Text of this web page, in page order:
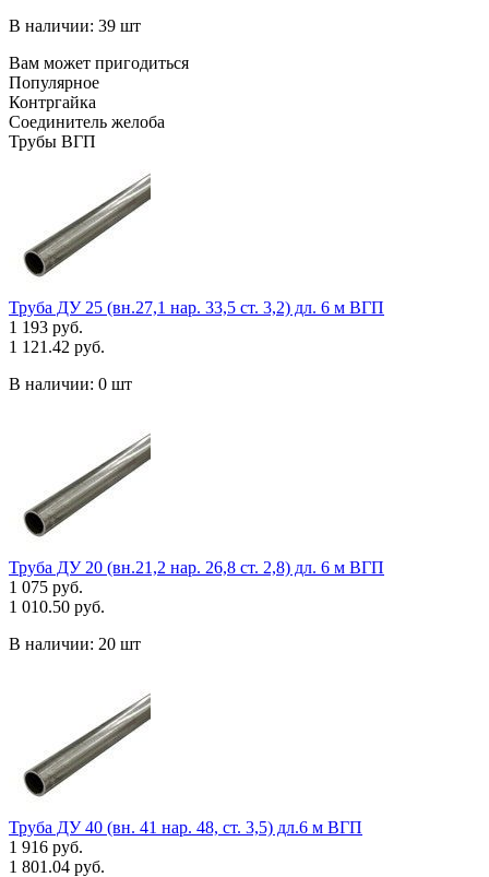
В наличии: 39 шт
Вам может пригодиться
Популярное
Контргайка
Соединитель желоба
Трубы ВГП
Труба ДУ 25 (вн.27,1 нар. 33,5 ст. 3,2) дл. 6 м ВГП
1 193 руб.
1 121.42 руб.
В наличии: 0 шт
Труба ДУ 20 (вн.21,2 нар. 26,8 ст. 2,8) дл. 6 м ВГП
1 075 руб.
1 010.50 руб.
В наличии: 20 шт
Труба ДУ 40 (вн. 41 нар. 48, ст. 3,5) дл.6 м ВГП
1 916 руб.
1 801.04 руб.